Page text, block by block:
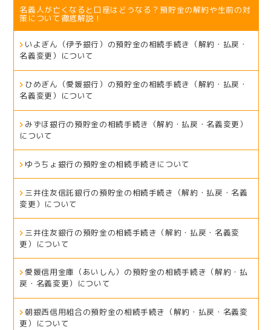
名義人が亡くなると口座はどうなる？預貯金の解約や生前の対
策について徹底解説！
いよぎん（伊予銀行）の預貯金の相続手続き（解約・払戻・
名義変更）について
ひめぎん（愛媛銀行）の預貯金の相続手続き（解約・払戻・
名義変更）について
みずほ銀行の預貯金の相続手続き（解約・払戻・名義変更）
について
ゆうちょ銀行の預貯金の相続手続きについて
三井住友信託銀行の預貯金の相続手続き（解約・払戻・名義
変更）について
三井住友銀行の預貯金の相続手続き（解約・払戻・名義変
更）について
愛媛信用金庫（あいしん）の預貯金の相続手続き（解約・払
戻・名義変更）について
朝銀西信用組合の預貯金の相続手続き（解約・払戻・名義変
更）について